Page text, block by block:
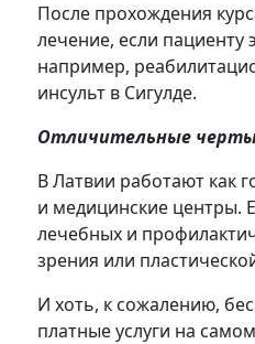
После прохождения
лечение, если
например,
инсульт в Сигулде.
Отличительные
В Латвии работают как
и медицинские центры.
лечебных и
зрения или
И хоть, к сожалению,
платные услуги на